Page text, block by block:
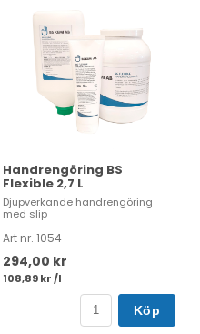
Handrengöring BS
Flexible 2,7 L
Djupverkande handrengöring
med slip
Art nr. 1054
294,00 kr
108,89 kr /l
Köp